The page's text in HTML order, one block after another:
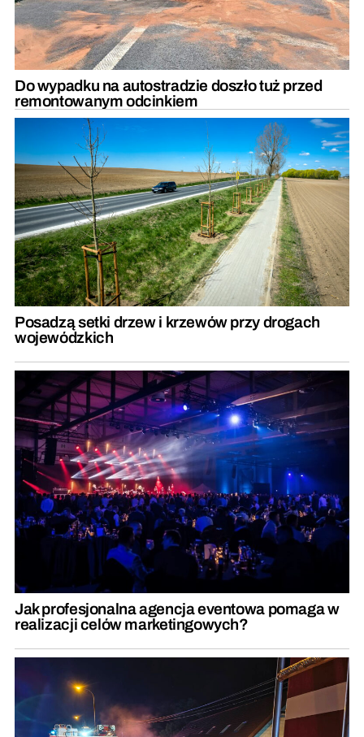
Do wypadku na autostradzie doszło tuż przed
remontowanym odcinkiem
Posadzą setki drzew i krzewów przy drogach
wojewódzkich
Jak profesjonalna agencja eventowa pomaga w
realizacji celów marketingowych?